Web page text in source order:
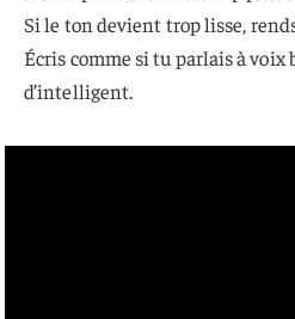
Si le ton devient trop lisse,
Écris comme si tu parlais à voix
d’intelligent.